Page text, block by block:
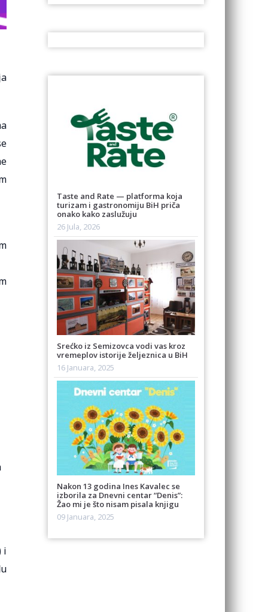
i
Taste and Rate — platforma koja
turizam i gastronomiju BiH priča
onako kako zaslužuju
26 Jula, 2026
Srećko iz Semizovca vodi vas kroz
vremeplov istorije željeznica u BiH
16 Januara, 2025
Nakon 13 godina Ines Kavalec se
izborila za Dnevni centar “Denis”:
Žao mi je što nisam pisala knjigu
09 Januara, 2025